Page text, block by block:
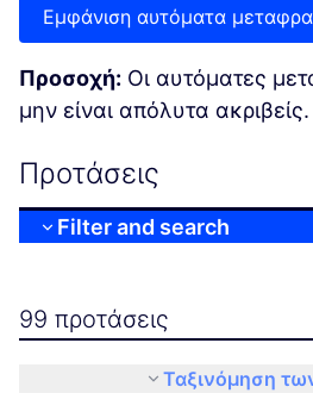
Εμφάνιση αυτόματα
Προσοχή: Οι αυτόματες
μην είναι απόλυτα ακριβείς.
Προτάσεις
Filter and search
99 προτάσεις
Ταξινόμηση